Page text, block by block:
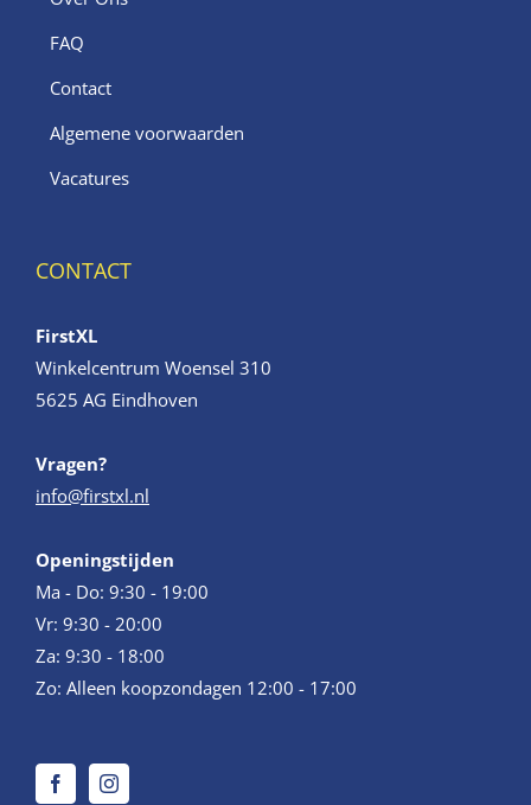
FAQ
Contact
Algemene voorwaarden
Vacatures
CONTACT
FirstXL
Winkelcentrum Woensel 310
5625 AG Eindhoven
Vragen?
info@firstxl.nl
Openingstijden
Ma - Do: 9:30 - 19:00
Vr: 9:30 - 20:00
Za: 9:30 - 18:00
Zo: Alleen koopzondagen 12:00 - 17:00